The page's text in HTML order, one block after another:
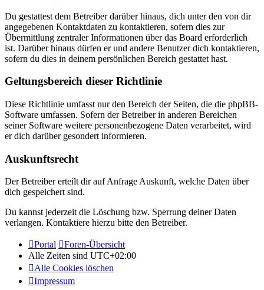
Du gestattest dem Betreiber darüber hinaus, dich unter den von dir
angegebenen Kontaktdaten zu kontaktieren, sofern dies zur
Übermittlung zentraler Informationen über das Board erforderlich
ist. Darüber hinaus dürfen er und andere Benutzer dich kontaktieren,
sofern du dies in deinem persönlichen Bereich gestattet hast.
Geltungsbereich dieser Richtlinie
Diese Richtlinie umfasst nur den Bereich der Seiten, die die phpBB-
Software umfassen. Sofern der Betreiber in anderen Bereichen
seiner Software weitere personenbezogene Daten verarbeitet, wird
er dich darüber gesondert informieren.
Auskunftsrecht
Der Betreiber erteilt dir auf Anfrage Auskunft, welche Daten über
dich gespeichert sind.
Du kannst jederzeit die Löschung bzw. Sperrung deiner Daten
verlangen. Kontaktiere hierzu bitte den Betreiber.
Portal
Foren-Übersicht
Alle Zeiten sind UTC+02:00
Alle Cookies löschen
Impressum